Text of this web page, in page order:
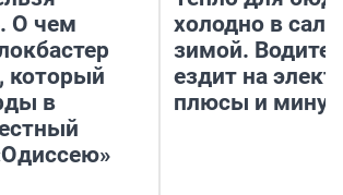
О чем
который
в
холодно в
зимой.
ездит на
плюсы и